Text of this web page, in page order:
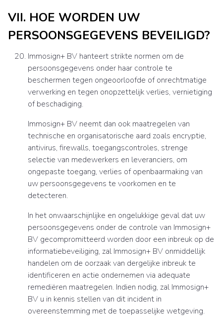
VII. HOE WORDEN UW
PERSOONSGEGEVENS BEVEILIGD?
Immosign+ BV hanteert strikte normen om de
persoonsgegevens onder haar controle te
beschermen tegen ongeoorloofde of onrechtmatige
verwerking en tegen onopzettelijk verlies, vernietiging
of beschadiging.
Immosign+ BV neemt dan ook maatregelen van
technische en organisatorische aard zoals encryptie,
antivirus, firewalls, toegangscontroles, strenge
selectie van medewerkers en leveranciers, om
ongepaste toegang, verlies of openbaarmaking van
uw persoonsgegevens te voorkomen en te
detecteren.
In het onwaarschijnlijke en ongelukkige geval dat uw
persoonsgegevens onder de controle van Immosign+
BV gecompromitteerd worden door een inbreuk op de
informatiebeveiliging, zal Immosign+ BV onmiddellijk
handelen om de oorzaak van dergelijke inbreuk te
identificeren en actie ondernemen via adequate
remediëren maatregelen. Indien nodig, zal Immosign+
BV u in kennis stellen van dit incident in
overeenstemming met de toepasselijke wetgeving.